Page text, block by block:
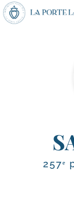
257ᵉ